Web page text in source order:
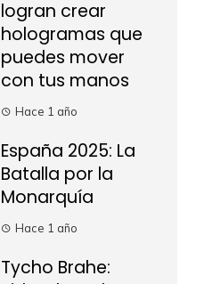
logran crear
hologramas que
puedes mover
con tus manos
Hace 1 año
España 2025: La
Batalla por la
Monarquía
Hace 1 año
Tycho Brahe: